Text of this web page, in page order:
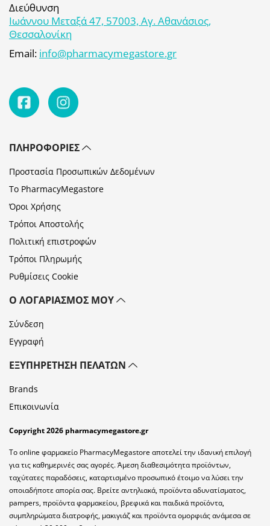
Διεύθυνση
Ιωάννου Μεταξά 47, 57003, Αγ. Αθανάσιος,
Θεσσαλονίκη
Email: info@pharmacymegastore.gr
ΠΛΗΡΟΦΟΡΊΕΣ
Προστασία Προσωπικών Δεδομένων
Το PharmacyMegastore
Όροι Χρήσης
Τρόποι Αποστολής
Πολιτική επιστροφών
Τρόποι Πληρωμής
Ρυθμίσεις Cookie
Ο ΛΟΓΑΡΙΑΣΜΌΣ ΜΟΥ
Σύνδεση
Εγγραφή
ΕΞΥΠΗΡΈΤΗΣΗ ΠΕΛΑΤΏΝ
Brands
Επικοινωνία
Copyright 2026 pharmacymegastore.gr
Το online φαρμακείο PharmacyMegastore αποτελεί την ιδανική επιλογή
για τις καθημερινές σας αγορές. Άμεση διαθεσιμότητα προϊόντων,
ταχύτατες παραδόσεις, καταρτισμένο προσωπικό έτοιμο να λύσει την
οποιαδήποτε απορία σας. Βρείτε αντηλιακά, προϊόντα αδυνατίσματος,
pampers, προϊόντα φαρμακείου, βρεφικά και παιδικά προϊόντα,
συμπληρώματα διατροφής, μακιγιάζ και προϊόντα ομορφιάς ανάμεσα σε